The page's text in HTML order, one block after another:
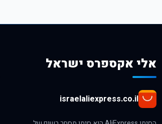
אלי אקספרס ישראל
israelaliexpress.co.il